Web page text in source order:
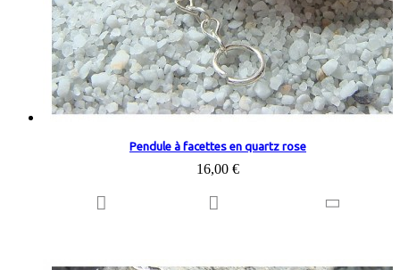
Pendule à facettes en quartz rose
16,00 €